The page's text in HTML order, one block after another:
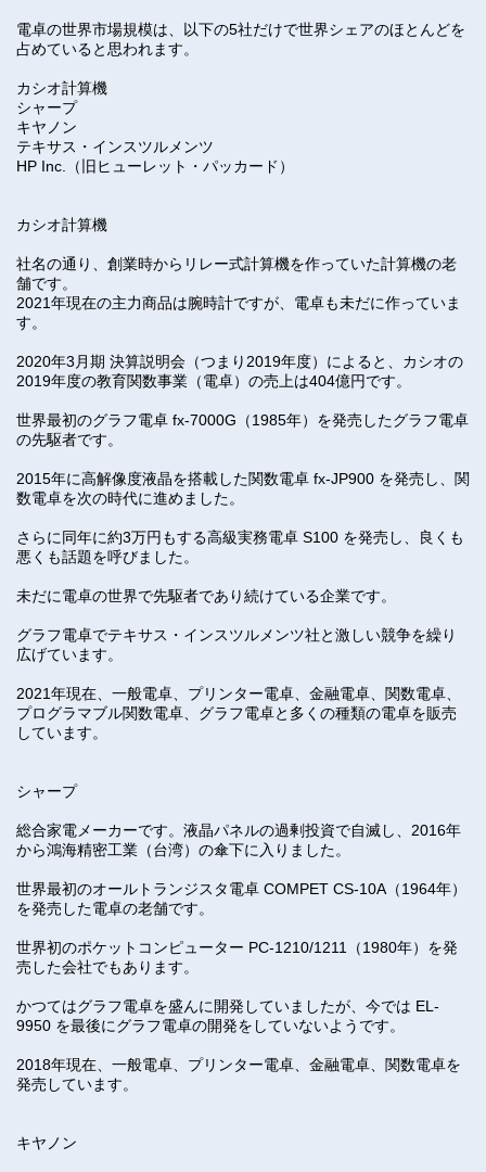
電卓の世界市場規模は、以下の5社だけで世界シェアのほとんどを
占めていると思われます。
カシオ計算機
シャープ
キヤノン
テキサス・インスツルメンツ
HP Inc.（旧ヒューレット・パッカード）
カシオ計算機
社名の通り、創業時からリレー式計算機を作っていた計算機の老
舗です。
2021年現在の主力商品は腕時計ですが、電卓も未だに作っていま
す。
2020年3月期 決算説明会（つまり2019年度）によると、カシオの
2019年度の教育関数事業（電卓）の売上は404億円です。
世界最初のグラフ電卓 fx-7000G（1985年）を発売したグラフ電卓
の先駆者です。
2015年に高解像度液晶を搭載した関数電卓 fx-JP900 を発売し、関
数電卓を次の時代に進めました。
さらに同年に約3万円もする高級実務電卓 S100 を発売し、良くも
悪くも話題を呼びました。
未だに電卓の世界で先駆者であり続けている企業です。
グラフ電卓でテキサス・インスツルメンツ社と激しい競争を繰り
広げています。
2021年現在、一般電卓、プリンター電卓、金融電卓、関数電卓、
プログラマブル関数電卓、グラフ電卓と多くの種類の電卓を販売
しています。
シャープ
総合家電メーカーです。液晶パネルの過剰投資で自滅し、2016年
から鴻海精密工業（台湾）の傘下に入りました。
世界最初のオールトランジスタ電卓 COMPET CS-10A（1964年）
を発売した電卓の老舗です。
世界初のポケットコンピューター PC-1210/1211（1980年）を発
売した会社でもあります。
かつてはグラフ電卓を盛んに開発していましたが、今では EL-
9950 を最後にグラフ電卓の開発をしていないようです。
2018年現在、一般電卓、プリンター電卓、金融電卓、関数電卓を
発売しています。
キヤノン